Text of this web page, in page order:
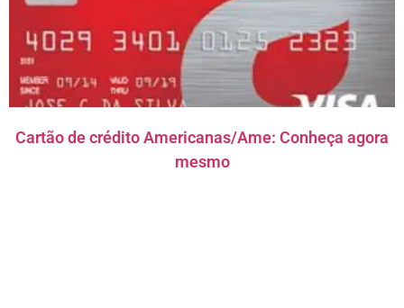
Cartão de crédito Americanas/Ame: Conheça agora
mesmo